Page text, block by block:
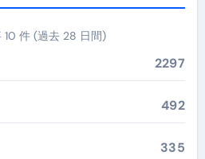
10 件 (過去 28 日間)
2297
492
335